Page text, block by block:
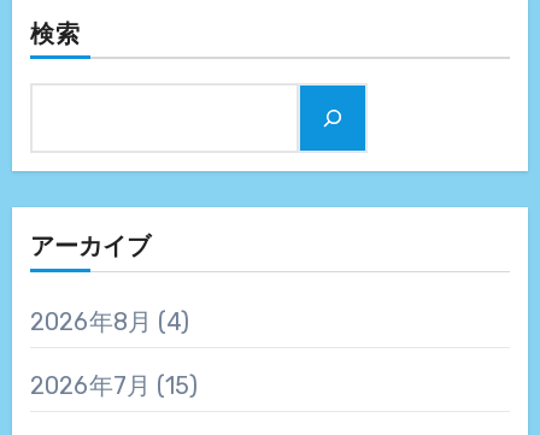
検索
アーカイブ
2026年8月 (4)
2026年7月 (15)